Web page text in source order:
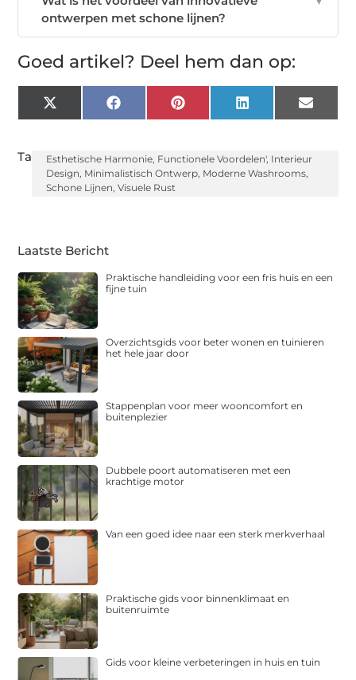
ontwerpen met schone lijnen?
Goed artikel? Deel hem dan op:
X
(Twitter)
FacebookPinterest LinkedIn Email
Tags:Esthetische Harmonie, Functionele Voordelen', Interieur
Design, Minimalistisch Ontwerp, Moderne Washrooms,
Schone Lijnen, Visuele Rust
Laatste Bericht
Praktische handleiding voor een fris huis en een
fijne tuin
Overzichtsgids voor beter wonen en tuinieren
het hele jaar door
Stappenplan voor meer wooncomfort en
buitenplezier
Dubbele poort automatiseren met een
krachtige motor
Van een goed idee naar een sterk merkverhaal
Praktische gids voor binnenklimaat en
buitenruimte
Gids voor kleine verbeteringen in huis en tuin